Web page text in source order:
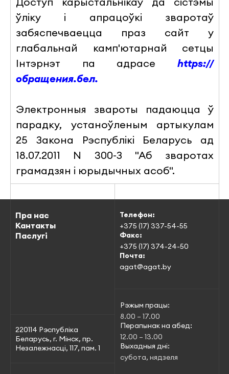
ўліку і апрацоўкі зваротаў
забяспечваецца праз сайт у
глабальнай камп'ютарнай сетцы
Інтэрнэт па адрасе https://
обращения.бел.
Электронныя звароты падаюцца ў
парадку, устаноўленым артыкулам
25 Закона Рэспублікі Беларусь ад
18.07.2011 N 300-З "Аб зваротах
грамадзян і юрыдычных асоб".
Пра нас
Кантакты
Паслугі
Рэжым працы:
8.00 – 17.00
Перапынак на абед:
12.00 – 13.00
Выхадныя дні:
субота, нядзеля
Телефон:
+375 (17) 337-54-55
Факс:
+375 (17) 374-24-50
Почта:
agat@agat.by
220114 Рэспубліка
Беларусь, г. Мінск, пр.
Незалежнасці, 117, пам. 1